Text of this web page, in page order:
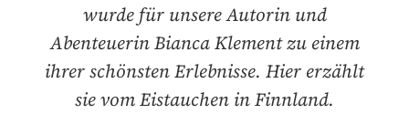
wurde für unsere Autorin und
Abenteuerin Bianca Klement zu einem
ihrer schönsten Erlebnisse. Hier erzählt
sie vom Eistauchen in Finnland.